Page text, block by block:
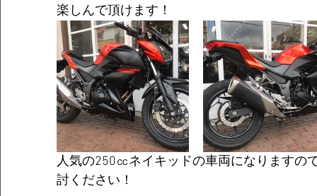
楽しんで頂けます！
人気の250㏄ネイキッドの車両になりますの
討ください！